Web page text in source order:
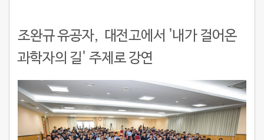
조완규 유공자, 대전고에서 '내가 걸어온
과학자의 길' 주제로 강연